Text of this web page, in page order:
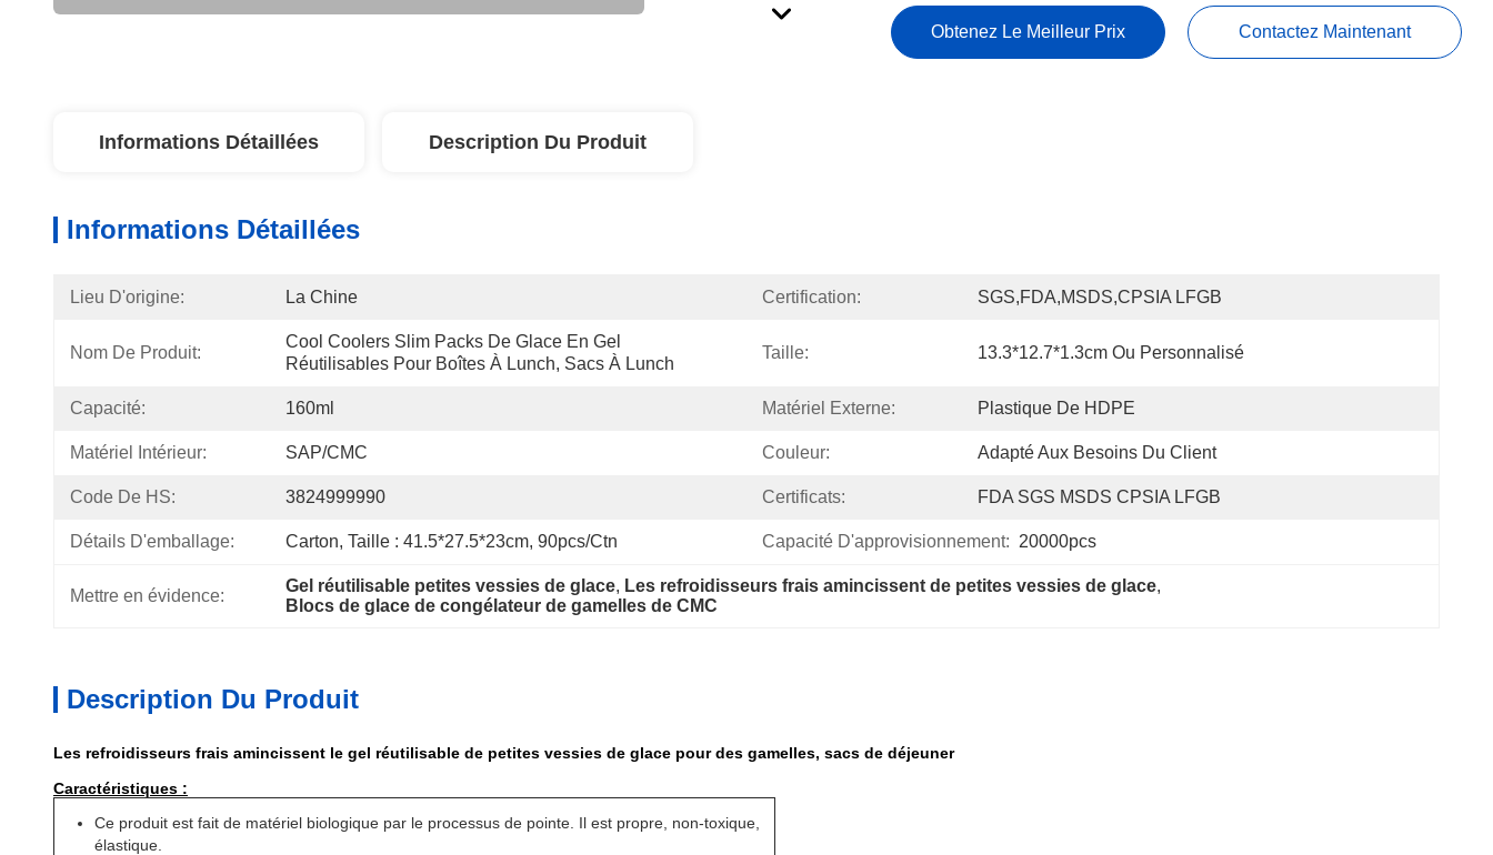
Obtenez Le Meilleur Prix Contactez Maintenant
Informations Détaillées Description Du Produit
Informations Détaillées
Lieu D'origine: La Chine Certification: SGS,FDA,MSDS,CPSIA LFGB
Nom De Produit:
Cool Coolers Slim Packs De Glace En Gel
Réutilisables Pour Boîtes À Lunch, Sacs À Lunch
Taille: 13.3*12.7*1.3cm Ou Personnalisé
Capacité: 160ml Matériel Externe: Plastique De HDPE
Matériel Intérieur: SAP/CMC Couleur: Adapté Aux Besoins Du Client
Code De HS: 3824999990 Certificats: FDA SGS MSDS CPSIA LFGB
Détails D'emballage: Carton, Taille : 41.5*27.5*23cm, 90pcs/ctn Capacité D'approvisionnement: 20000pcs
Mettre en évidence:
Gel réutilisable petites vessies de glace, Les refroidisseurs frais amincissent de petites vessies de glace,
Blocs de glace de congélateur de gamelles de CMC
Description Du Produit
Les refroidisseurs frais amincissent le gel réutilisable de petites vessies de glace pour des gamelles, sacs de déjeuner
Caractéristiques :
Ce produit est fait de matériel biologique par le processus de pointe. Il est propre, non-toxique,
élastique.